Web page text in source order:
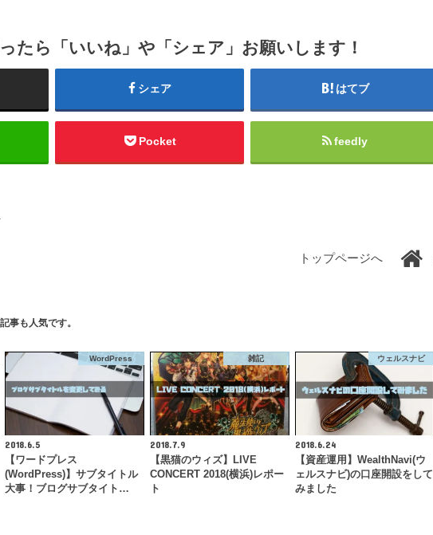
たら「いいね」や「シェア」お願いします！
シェア はてブ
Pocket feedly
トップページへ
事も人気です。
WordPress
2018.6.5
【ワードプレス
(WordPress)】サブタイトル
大事！ブログサブタイト…
雑記
2018.7.9
【黒猫のウィズ】LIVE
CONCERT 2018(横浜)レポー
ト
ウェルスナビ
2018.6.24
【資産運用】WealthNavi(ウ
ェルスナビ)の口座開設をして
みました